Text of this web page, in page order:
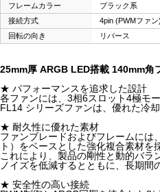
フレームカラー
ブラック系
接続方式
4pin (PWMファン)
回転の向き
リバース
25mm厚 ARGB LED搭載 140mm
★ パフォーマンスを追求した設計
各ファンには、3相6スロット4極モー
FL14 シリーズファンは、優れた冷
★ 耐久性に優れた素材
ファンブレードおよびフレームには
ト）をベースとした強化複合素材を
これにより、製品の剛性と動的バラ
ノイズを低減するとともに、長期間
★ 安全性の高い接続